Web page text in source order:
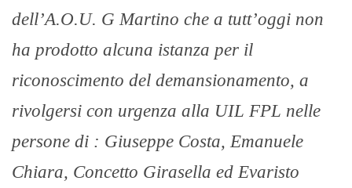
dell’A.O.U. G Martino che a tutt’oggi non
ha prodotto alcuna istanza per il
riconoscimento del demansionamento, a
rivolgersi con urgenza alla UIL FPL nelle
persone di : Giuseppe Costa, Emanuele
Chiara, Concetto Girasella ed Evaristo